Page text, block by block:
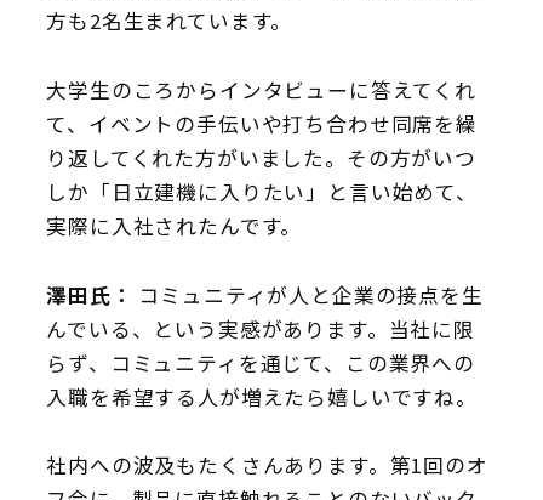
方も2名生まれています。
大学生のころからインタビューに答えてくれ
て、イベントの手伝いや打ち合わせ同席を繰
り返してくれた方がいました。その方がいつ
しか「日立建機に入りたい」と言い始めて、
実際に入社されたんです。
澤田氏：
コミュニティが人と企業の接点を生
んでいる、という実感があります。当社に限
らず、コミュニティを通じて、この業界への
入職を希望する人が増えたら嬉しいですね。
社内への波及もたくさんあります。第1回のオ